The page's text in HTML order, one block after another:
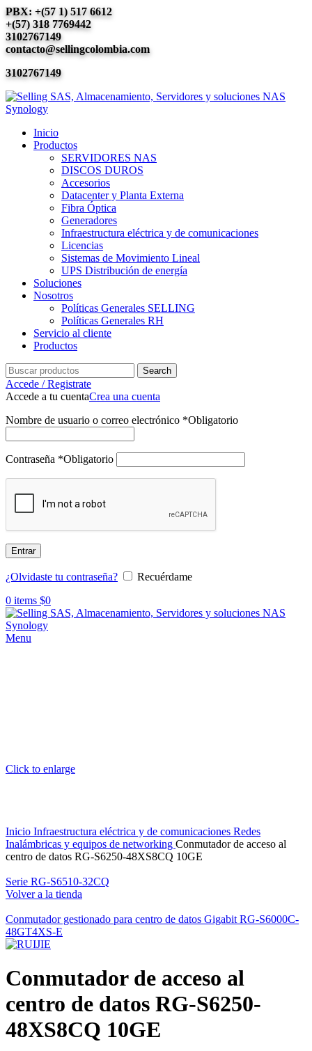
PBX: +(57 1) 517 6612
+(57) 318 7769442
3102767149
contacto@sellingcolombia.com
3102767149
Inicio
Productos
SERVIDORES NAS
DISCOS DUROS
Accesorios
Datacenter y Planta Externa
Fibra Óptica
Generadores
Infraestructura eléctrica y de comunicaciones
Licencias
Sistemas de Movimiento Lineal
UPS Distribución de energía
Soluciones
Nosotros
Políticas Generales SELLING
Políticas Generales RH
Servicio al cliente
Productos
Search
Accede / Registrate
Accede a tu cuentaCrea una cuenta
Nombre de usuario o correo electrónico *Obligatorio
Contraseña *Obligatorio
Entrar
¿Olvidaste tu contraseña?
Recuérdame
0 items $0
Menu
Click to enlarge
Inicio Infraestructura eléctrica y de comunicaciones Redes
Inalámbricas y equipos de networking Conmutador de acceso al
centro de datos RG-S6250-48XS8CQ 10GE
Serie RG-S6510-32CQ
Volver a la tienda
Conmutador gestionado para centro de datos Gigabit RG-S6000C-
48GT4XS-E
Conmutador de acceso al
centro de datos RG-S6250-
48XS8CQ 10GE